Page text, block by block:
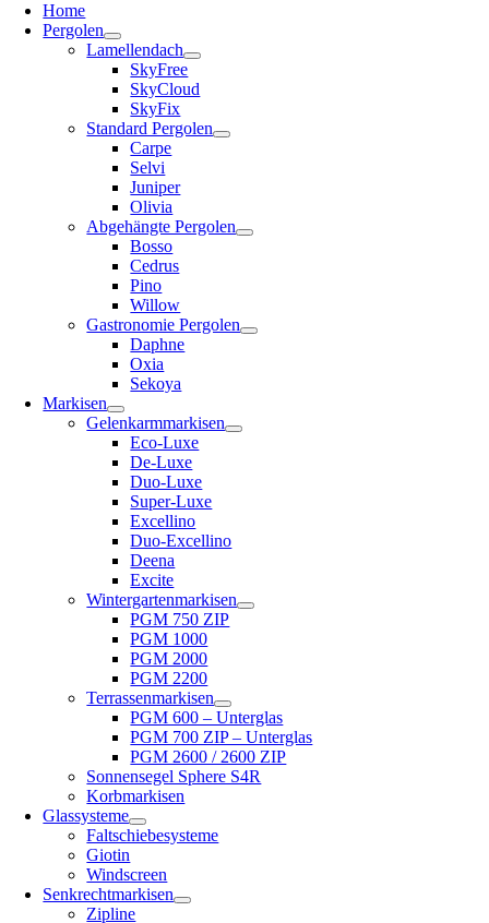
Home
Pergolen
Lamellendach
SkyFree
SkyCloud
SkyFix
Standard Pergolen
Carpe
Selvi
Juniper
Olivia
Abgehängte Pergolen
Bosso
Cedrus
Pino
Willow
Gastronomie Pergolen
Daphne
Oxia
Sekoya
Markisen
Gelenkarmmarkisen
Eco-Luxe
De-Luxe
Duo-Luxe
Super-Luxe
Excellino
Duo-Excellino
Deena
Excite
Wintergartenmarkisen
PGM 750 ZIP
PGM 1000
PGM 2000
PGM 2200
Terrassenmarkisen
PGM 600 – Unterglas
PGM 700 ZIP – Unterglas
PGM 2600 / 2600 ZIP
Sonnensegel Sphere S4R
Korbmarkisen
Glassysteme
Faltschiebesysteme
Giotin
Windscreen
Senkrechtmarkisen
Zipline